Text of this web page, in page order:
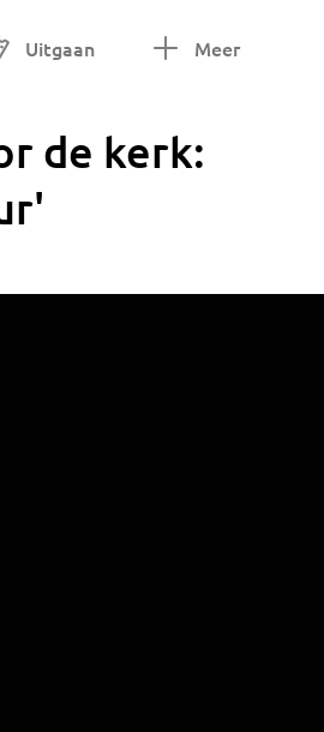
Uitgaan Meer
de kerk: